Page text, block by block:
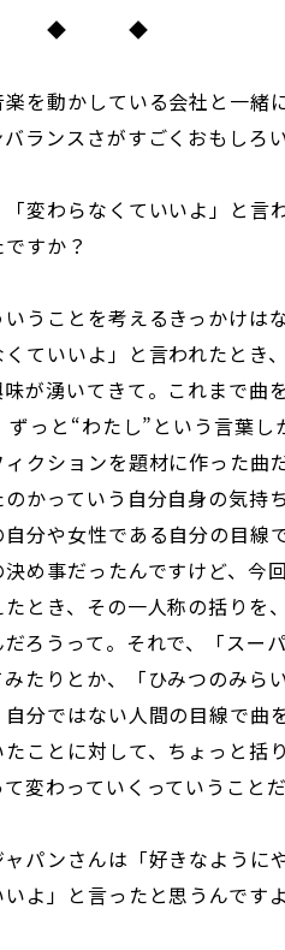
◆
を動かしている会社と一緒
ランスさがすごくおもしろ
変わらなくていいよ」と言
すか？
うことを考えるきっかけは
くていいよ」と言われたとき
が湧いてきて。これまで曲
ずっと“わたし”という言葉
ィクションを題材に作った曲
のかっていう自分自身の気持
分や女性である自分の目線
め事だったんですけど、今
とき、その一人称の括りを
だろうって。それで、「スー
たりとか、「ひみつのみら
自分ではない人間の目線で曲
ことに対して、ちょっと括
変わっていくっていうこと
パンさんは「好きなように
よ」と言ったと思うんですよ